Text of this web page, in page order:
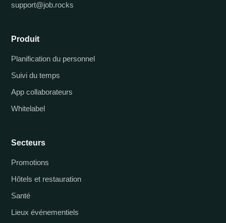
support@job.rocks
Produit
Planification du personnel
Suivi du temps
App collaborateurs
Whitelabel
Secteurs
Promotions
Hôtels et restauration
Santé
Lieux événementiels